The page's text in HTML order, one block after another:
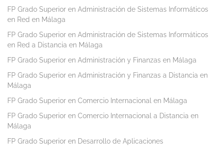
FP Grado Superior en Administración de Sistemas Informáticos
en Red en Málaga
FP Grado Superior en Administración de Sistemas Informáticos
en Red a Distancia en Málaga
FP Grado Superior en Administración y Finanzas en Málaga
FP Grado Superior en Administración y Finanzas a Distancia en
Málaga
FP Grado Superior en Comercio Internacional en Málaga
FP Grado Superior en Comercio Internacional a Distancia en
Málaga
FP Grado Superior en Desarrollo de Aplicaciones